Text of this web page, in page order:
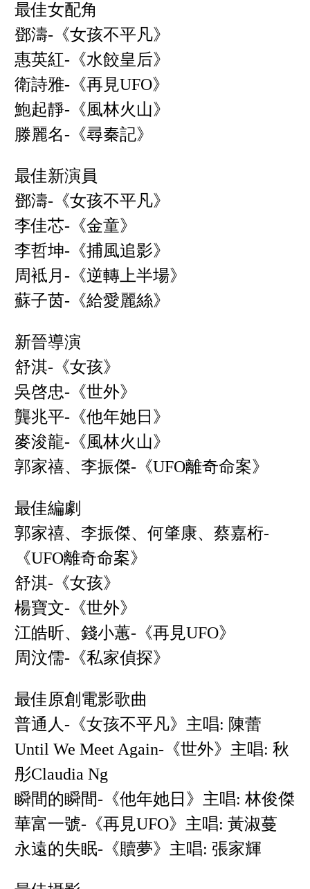
最佳女配角
鄧濤-《女孩不平凡》
惠英紅-《水餃皇后》
衛詩雅-《再見UFO》
鮑起靜-《風林火山》
滕麗名-《尋秦記》
最佳新演員
鄧濤-《女孩不平凡》
李佳芯-《金童》
李哲坤-《捕風追影》
周袛月-《逆轉上半場》
蘇子茵-《給愛麗絲》
新晉導演
舒淇-《女孩》
吳啓忠-《世外》
龔兆平-《他年她日》
麥浚龍-《風林火山》
郭家禧、李振傑-《UFO離奇命案》
最佳編劇
郭家禧、李振傑、何肇康、蔡嘉桁-
《UFO離奇命案》
舒淇-《女孩》
楊寶文-《世外》
江皓昕、錢小蕙-《再見UFO》
周汶儒-《私家偵探》
最佳原創電影歌曲
普通人-《女孩不平凡》主唱: 陳蕾
Until We Meet Again-《世外》主唱: 秋
彤Claudia Ng
瞬間的瞬間-《他年她日》主唱: 林俊傑
華富一號-《再見UFO》主唱: 黃淑蔓
永遠的失眠-《贖夢》主唱: 張家輝